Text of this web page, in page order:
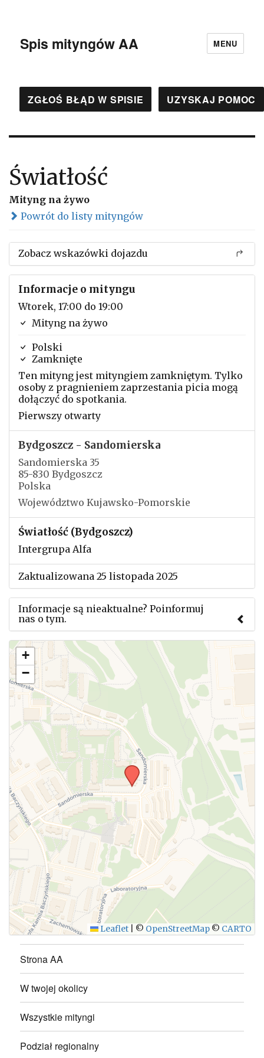
Spis mityngów AA MENU
ZGŁOŚ BŁĄD W SPISIE UZYSKAJ POMOC
Światłość
Mityng na żywo
Powrót do listy mityngów
Zobacz wskazówki dojazdu
Informacje o mityngu
Wtorek, 17:00 do 19:00
Mityng na żywo
Polski
Zamknięte
Ten mityng jest mityngiem zamkniętym. Tylko
osoby z pragnieniem zaprzestania picia mogą
dołączyć do spotkania.
Pierwszy otwarty
Bydgoszcz - Sandomierska
Sandomierska 35
85-830 Bydgoszcz
Polska
Województwo Kujawsko-Pomorskie
Światłość (Bydgoszcz)
Intergrupa Alfa
Zaktualizowana 25 listopada 2025
Informacje są nieaktualne? Poinformuj
nas o tym.
Użyj tego formularza aby przesłać informację o
zmianach w powyższym mityngu.
WYŚLIJ
+
−
Leaflet © OpenStreetMap © CARTO
Strona AA
W twojej okolicy
Wszystkie mityngi
Podział regionalny